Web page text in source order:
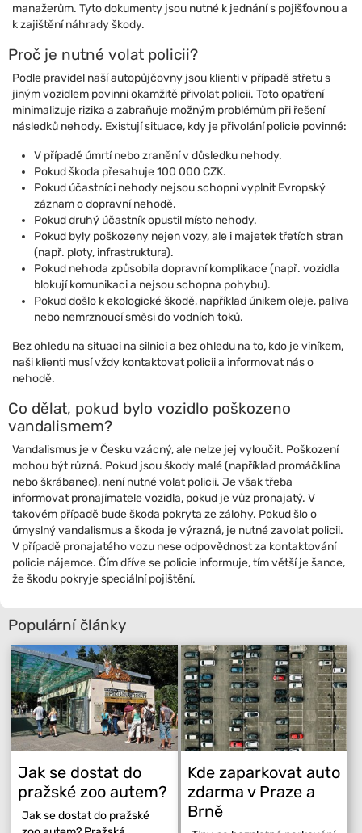
manažerům. Tyto dokumenty jsou nutné k jednání s pojišťovnou a
k zajištění náhrady škody.
Proč je nutné volat policii?
Podle pravidel naší autopůjčovny jsou klienti v případě střetu s
jiným vozidlem povinni okamžitě přivolat policii. Toto opatření
minimalizuje rizika a zabraňuje možným problémům při řešení
následků nehody. Existují situace, kdy je přivolání policie povinné:
V případě úmrtí nebo zranění v důsledku nehody.
Pokud škoda přesahuje 100 000 CZK.
Pokud účastníci nehody nejsou schopni vyplnit Evropský
záznam o dopravní nehodě.
Pokud druhý účastník opustil místo nehody.
Pokud byly poškozeny nejen vozy, ale i majetek třetích stran
(např. ploty, infrastruktura).
Pokud nehoda způsobila dopravní komplikace (např. vozidla
blokují komunikaci a nejsou schopna pohybu).
Pokud došlo k ekologické škodě, například únikem oleje, paliva
nebo nemrznoucí směsi do vodních toků.
Bez ohledu na situaci na silnici a bez ohledu na to, kdo je viníkem,
naši klienti musí vždy kontaktovat policii a informovat nás o
nehodě.
Co dělat, pokud bylo vozidlo poškozeno
vandalismem?
Vandalismus je v Česku vzácný, ale nelze jej vyloučit. Poškození
mohou být různá. Pokud jsou škody malé (například promáčklina
nebo škrábanec), není nutné volat policii. Je však třeba
informovat pronajímatele vozidla, pokud je vůz pronajatý. V
takovém případě bude škoda pokryta ze zálohy. Pokud šlo o
úmyslný vandalismus a škoda je výrazná, je nutné zavolat policii.
V případě pronajatého vozu nese odpovědnost za kontaktování
policie nájemce. Čím dříve se policie informuje, tím větší je šance,
že škodu pokryje speciální pojištění.
Populární články
Jak se dostat do
pražské zoo autem?
Jak se dostat do pražské
Kde zaparkovat auto
zdarma v Praze a
Brně